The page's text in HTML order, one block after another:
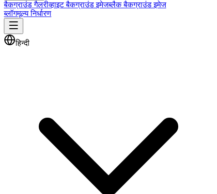
बैकग्राउंड गैलरीव्हाइट बैकग्राउंड इमेजब्लैक बैकग्राउंड इमेज
ब्लॉगमूल्य निर्धारण
हिन्दी